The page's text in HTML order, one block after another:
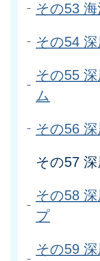
その53
その54
その55
ム
その56
その57
その58
プ
その59